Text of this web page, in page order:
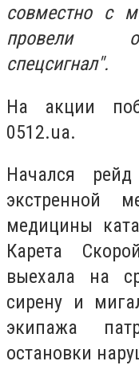
совместно с
провели
спецсигнал".
На акции
0512.ua.
Начался
экстренной
медицины
Карета
выехала на
сирену и
экипажа
остановки